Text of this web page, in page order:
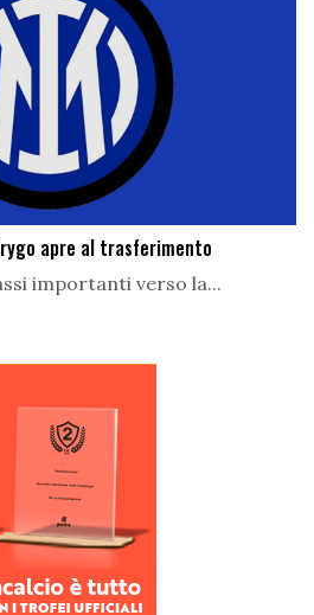
apre al trasferimento
importanti verso la...